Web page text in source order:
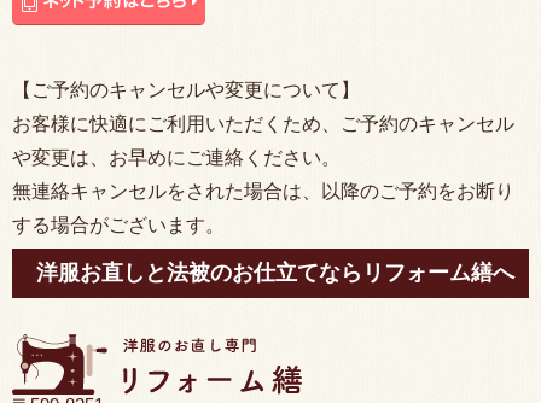
【ご予約のキャンセルや変更について】
お客様に快適にご利用いただくため、ご予約のキャンセル
や変更は、お早めにご連絡ください。
無連絡キャンセルをされた場合は、以降のご予約をお断り
する場合がございます。
洋服お直しと法被のお仕立てならリフォーム繕へ